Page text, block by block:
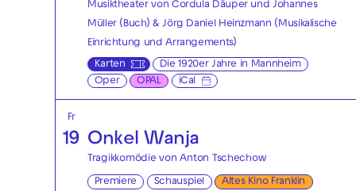
Musiktheater von Cordula Däuper und Johannes
Müller (Buch) & Jörg Daniel Heinzmann (Musikalische
Einrichtung und Arrangements)
Karten
Die 1920er Jahre in Mannheim
Oper
OPAL iCal
Fr
19 Onkel Wanja
Tragikkomödie von Anton Tschechow
Premiere Schauspiel Altes Kino Franklin